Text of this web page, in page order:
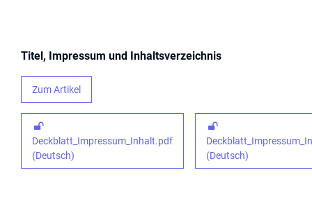
Titel, Impressum und Inhaltsverzeichnis
Zum Artikel
Deckblatt_Impressum_Inhalt.pdf
(Deutsch)
(Deutsch)